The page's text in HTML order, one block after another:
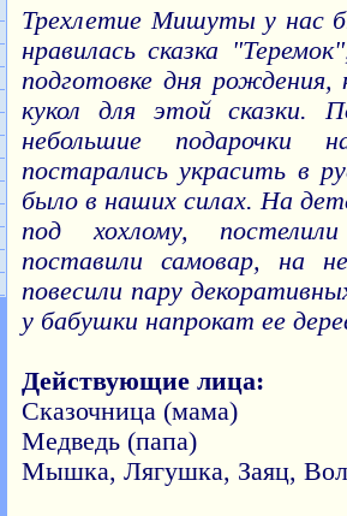
Трехлетие Мишуты у нас
нравилась сказка
подготовке дня
кукол для этой сказки.
небольшие подарочки
постарались украсить в
было в наших силах. На
под хохлому,
поставили самовар, на
повесили пару
у бабушки напрокат ее
Действующие лица:
Сказочница (мама)
Медведь (папа)
Мышка, Лягушка, Заяц,